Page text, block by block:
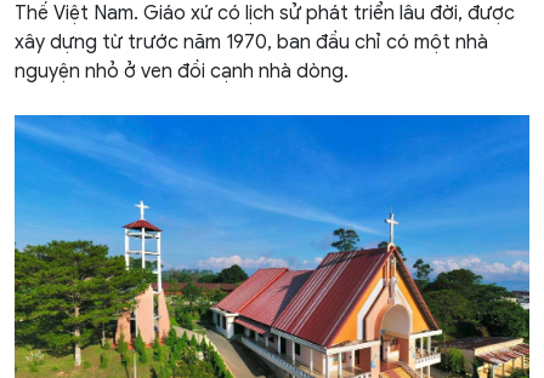
Thế Việt Nam. Giáo xứ có lịch sử phát triển lâu đời, được
xây dựng từ trước năm 1970, ban đầu chỉ có một nhà
nguyện nhỏ ở ven đồi cạnh nhà dòng.